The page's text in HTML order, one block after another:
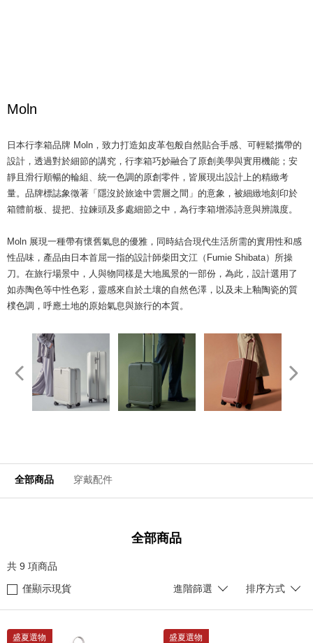
Moln
日本行李箱品牌 Moln，致力打造如皮革包般自然貼合手感、可輕鬆攜帶的
設計，透過對於細節的講究，行李箱巧妙融合了原創美學與實用機能；安
靜且滑行順暢的輪組、統一色調的原創零件，皆展現出設計上的精緻考
量。品牌標誌象徵著「隱沒於旅途中雲層之間」的意象，被細緻地刻印於
箱體前板、提把、拉鍊頭及多處細節之中，為行李箱增添詩意與辨識度。
Moln 展現一種帶有懷舊氣息的優雅，同時結合現代生活所需的實用性和感
性品味，產品由日本首屈一指的設計師柴田文江（Fumie Shibata）所操
刀。在旅行場景中，人與物同樣是大地風景的一部份，為此，設計選用了
如赤陶色等中性色彩，靈感來自於土壤的自然色澤，以及未上釉陶瓷的質
樸色調，呼應土地的原始氣息與旅行的本質。
全部商品 穿戴配件
全部商品
共 9 項商品
僅顯示現貨
進階篩選 排序方式
盛夏選物 盛夏選物